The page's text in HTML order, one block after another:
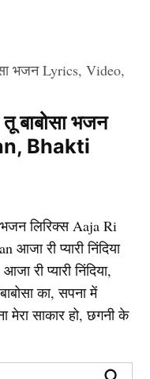
तू बाबोसा भजन
Bhakti
भजन लिरिक्स Aaja Ri
री प्यारी निंदिया
री प्यारी निंदिया,
का, सपना में
मेरा साकार हो, छगनी के